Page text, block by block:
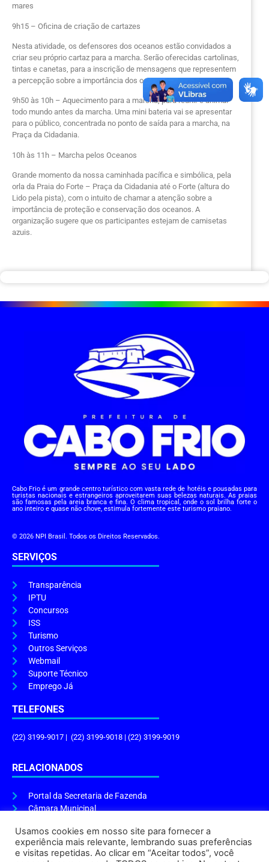
mares
9h15 – Oficina de criação de cartazes
Nesta atividade, os defensores dos oceanos estão convidados a
criar seu próprio cartaz para a marcha. Serão oferecidas cartolinas,
tintas e canetas, para a inscrição de mensagens que representem
a percepção sobre a importância dos oceanos.
9h50 às 10h – Aquecimento para a marcha, para reunir e animar
todo mundo antes da marcha. Uma mini bateria vai se apresentar
para o público, concentrada no ponto de saída para a marcha, na
Praça da Cidadania.
10h às 11h – Marcha pelos Oceanos
Grande momento da nossa caminhada pacífica e simbólica, pela
orla da Praia do Forte – Praça da Cidadania até o Forte (altura do
Lido pela pista), com o intuito de chamar a atenção sobre a
importância de proteção e conservação dos oceanos. A
organização sugere que os participantes estejam de camisetas
azuis.
Cabo Frio é um grande centro turístico com vasta rede de hotéis e pousadas para
turistas nacionais e estrangeiros aproveitarem suas belezas naturais. As praias
são famosas pela areia branca e fina. O clima tropical, onde o sol brilha forte o
ano inteiro e quase não chove, estimula fortemente este turismo praiano.
© 2026 NPI Brasil. Todos os Direitos Reservados.
SERVIÇOS
Transparência
IPTU
Concursos
ISS
Turismo
Outros Serviços
Webmail
Suporte Técnico
Emprego Já
TELEFONES
(22) 3199-9017 | (22) 3199-9018 | (22) 3199-9019
RELACIONADOS
Portal da Secretaria de Fazenda
Câmara Municipal
ENDEREÇO E HORÁRIO
Usamos cookies em nosso site para fornecer a
experiência mais relevante, lembrando suas preferências
e visitas repetidas. Ao clicar em “Aceitar todos”, você